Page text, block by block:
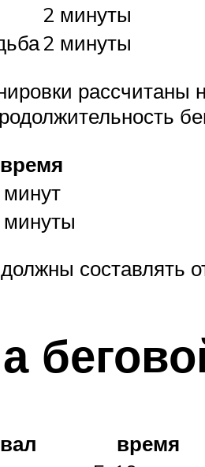
2 минуты
2 минуты
рассчитаны
время
минуты
составлять
время